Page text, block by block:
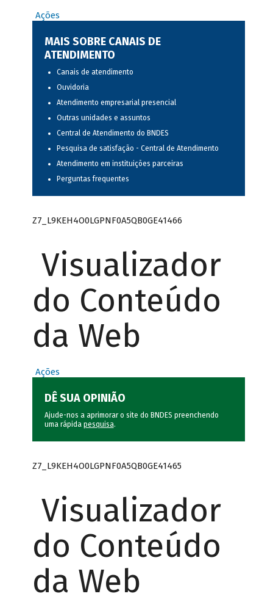
Ações
MAIS SOBRE CANAIS DE
ATENDIMENTO
Canais de atendimento
Ouvidoria
Atendimento empresarial presencial
Outras unidades e assuntos
Central de Atendimento do BNDES
Pesquisa de satisfação - Central de Atendimento
Atendimento em instituições parceiras
Perguntas frequentes
Z7_L9KEH4O0LGPNF0A5QB0GE41466
Visualizador
do Conteúdo
da Web
Ações
DÊ SUA OPINIÃO
Ajude-nos a aprimorar o site do BNDES preenchendo
uma rápida pesquisa.
Z7_L9KEH4O0LGPNF0A5QB0GE41465
Visualizador
do Conteúdo
da Web